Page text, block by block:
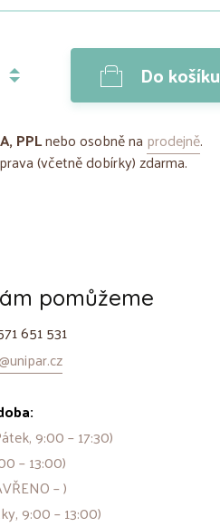
Do košíku
PPLnebo osobně na prodejně.
(včetně dobírky) zdarma.
pomůžeme
651 531
9:00 – 17:30)
– 13:00)
– )
9:00 – 13:00)